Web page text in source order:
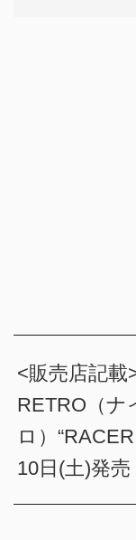
<販売店記載
RETRO（ナ
ロ）
10日(土)発売